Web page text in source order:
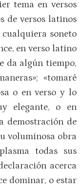
tema en versos
de versos latinos
soneto
en verso latino
da algún tiempo,
«tomaré
o en verso y lo
elegante, o en
demostración de
voluminosa obra
todas sus
acerca
dominar, o estar